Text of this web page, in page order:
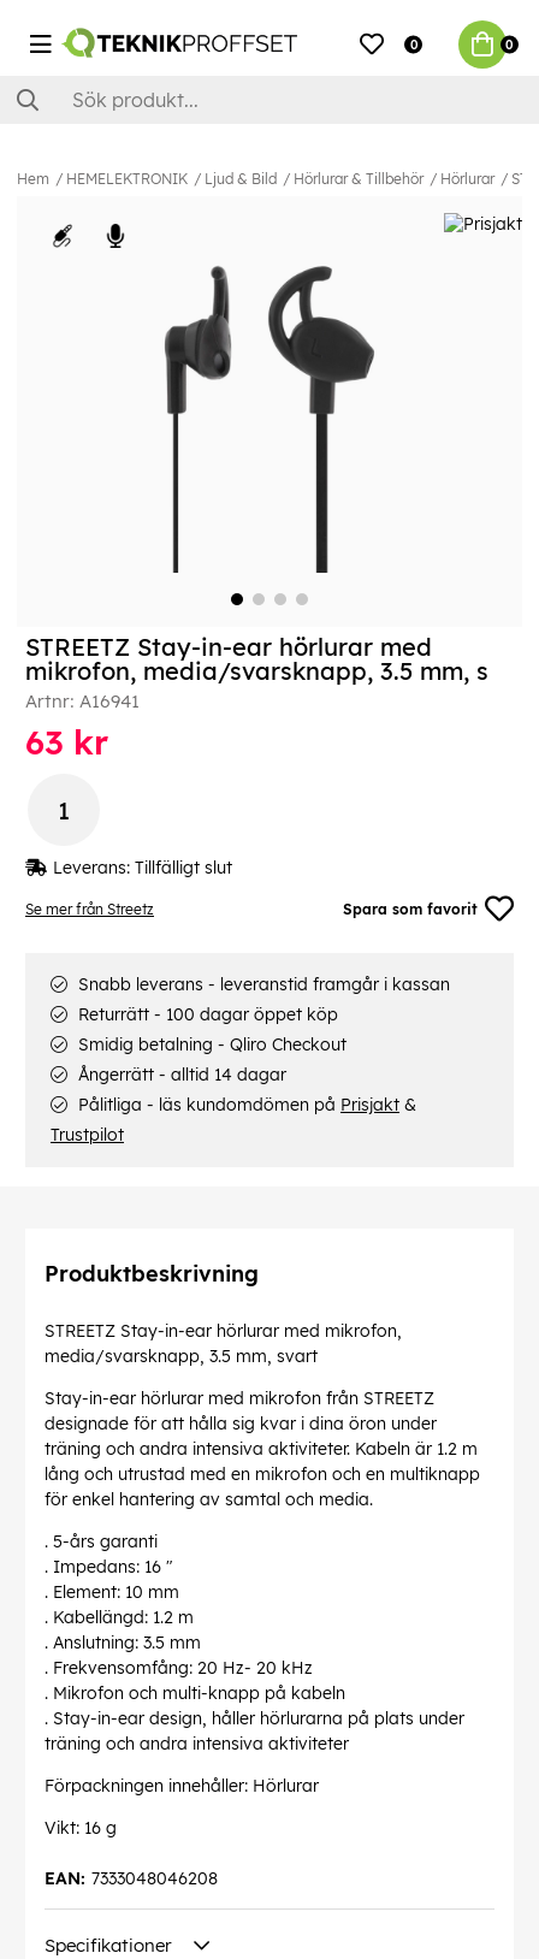
0 0
Hem HEMELEKTRONIK Ljud & Bild Hörlurar & Tillbehör Hörlurar
Se mer från Streetz Spara som favorit
STREETZ Stay-in-ear hörlurar med
mikrofon, media/svarsknapp, 3.5 mm, s
Artnr: A16941
63 kr
Leverans: Tillfälligt slut
Snabb leverans - leveranstid framgår i kassan
Returrätt - 100 dagar öppet köp
Smidig betalning - Qliro Checkout
Ångerrätt - alltid 14 dagar
Pålitliga - läs kundomdömen på Prisjakt &
Trustpilot
Produktbeskrivning
STREETZ Stay-in-ear hörlurar med mikrofon,
media/svarsknapp, 3.5 mm, svart
Stay-in-ear hörlurar med mikrofon från STREETZ
designade för att hålla sig kvar i dina öron under
träning och andra intensiva aktiviteter. Kabeln är 1.2 m
lång och utrustad med en mikrofon och en multiknapp
för enkel hantering av samtal och media.
. 5-års garanti
. Impedans: 16 "
. Element: 10 mm
. Kabellängd: 1.2 m
. Anslutning: 3.5 mm
. Frekvensomfång: 20 Hz- 20 kHz
. Mikrofon och multi-knapp på kabeln
. Stay-in-ear design, håller hörlurarna på plats under
träning och andra intensiva aktiviteter
Förpackningen innehåller: Hörlurar
Vikt: 16 g
7333048046208
EAN:
Specifikationer